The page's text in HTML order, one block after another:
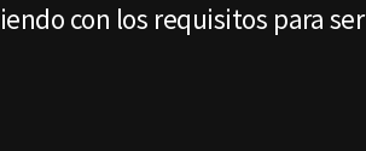
con los requisitos para ser